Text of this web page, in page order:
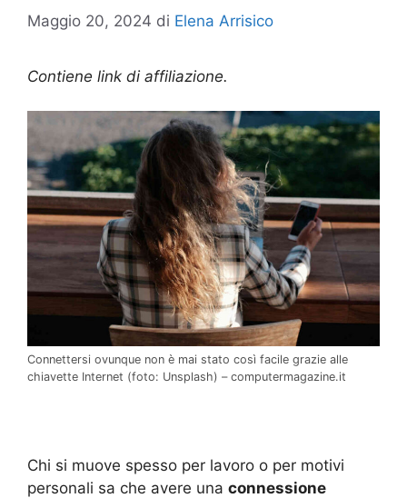
Maggio 20, 2024 di Elena Arrisico
Contiene link di affiliazione.
Connettersi ovunque non è mai stato così facile grazie alle
chiavette Internet (foto: Unsplash) – computermagazine.it
Chi si muove spesso per lavoro o per motivi
personali sa che avere una connessione